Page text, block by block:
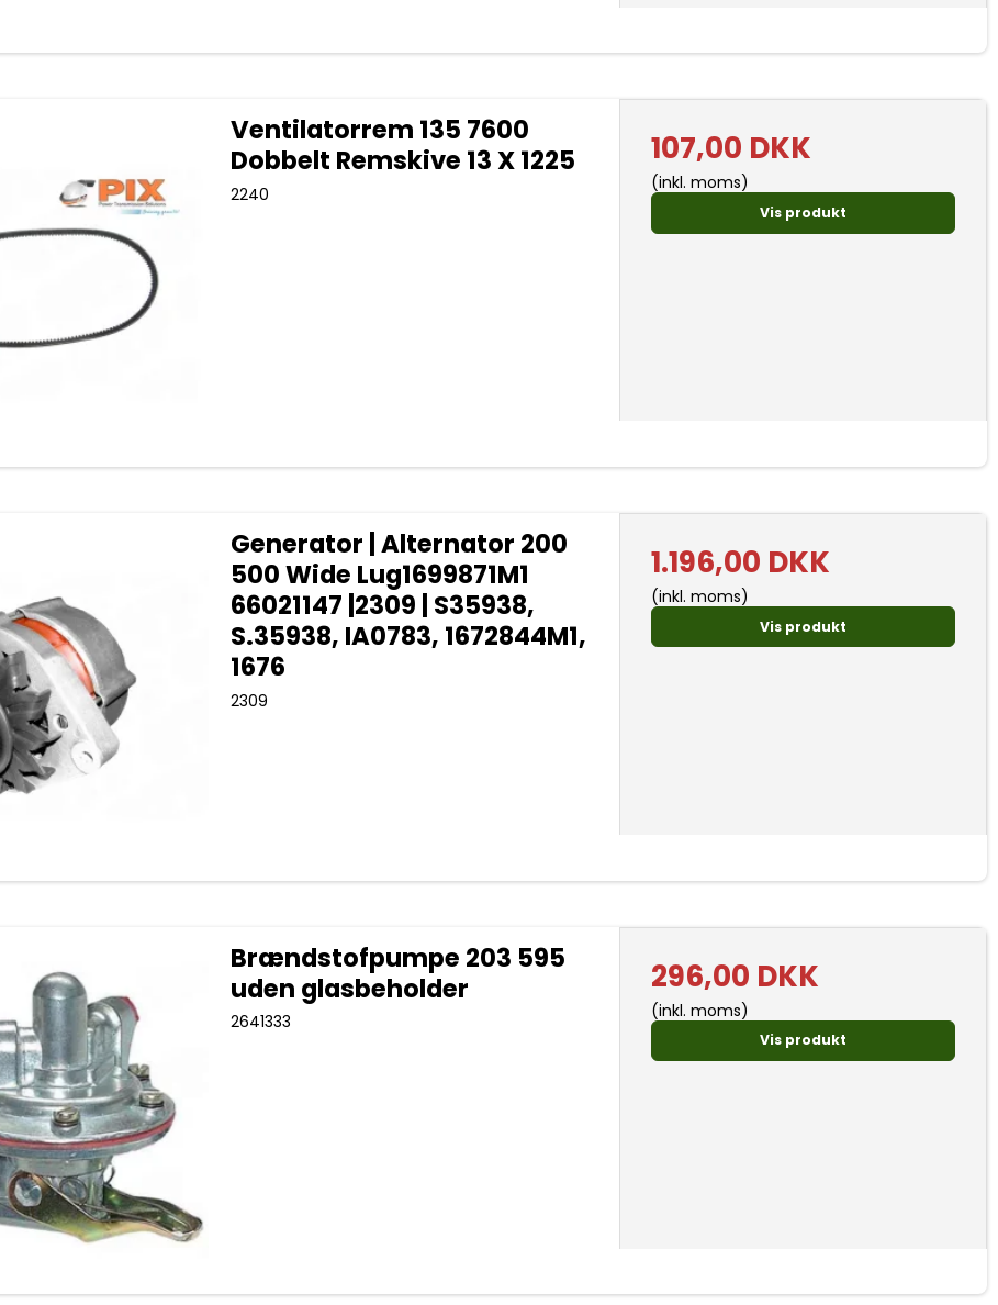
Ventilatorrem 135 7600
Dobbelt Remskive 13 X 1225
2240
107,00 DKK
(inkl. moms)
Vis produkt
Generator | Alternator 200
500 Wide Lug1699871M1
66021147 |2309 | S35938,
S.35938, IA0783, 1672844M1,
1676
2309
1.196,00 DKK
(inkl. moms)
Vis produkt
Brændstofpumpe 203 595
uden glasbeholder
2641333
296,00 DKK
(inkl. moms)
Vis produkt